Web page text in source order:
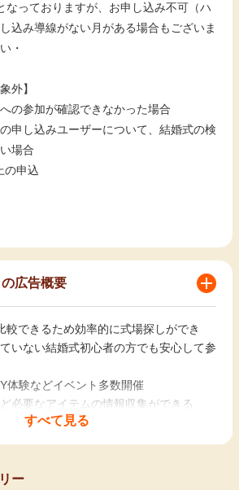
っておりますが、お申し込み不可（ハ
込み導線がない月がある場合もございま
・
外】
の参加が確認できなかった場合
申し込みユーザーについて、結婚式の検
場合
の申込
すべて見る
広告概要
較できるため効率的に式場探しができ
いない結婚式初心者の方でも安心して参
体験などイベント多数開催
必要なアイテムの情報収集ができる
ロ」(ハナユメアドバイザー)に相談可能
予約でお得な特典がもらえるチャン
ー